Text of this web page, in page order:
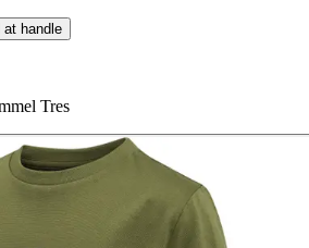
handle
Tres